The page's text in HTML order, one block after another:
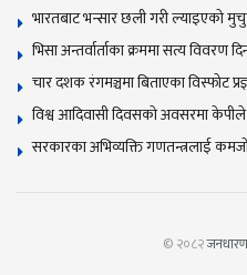
भारतबाट भन्सार छली गरी ल्याइएको
भिसा अन्तर्वार्ताका क्रममा सत्य विवरण
चार दशक रंगमञ्चमा बिताएका विस्फोट
विश्व आदिवासी दिवसकाे अवसरमा
सरकारका अभिव्यक्ति गणतन्त्रलाई
© २०८२